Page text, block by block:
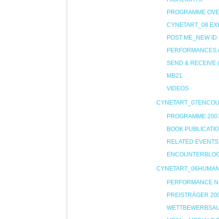
PROGRAMME
CYNETART_08
POST ME_NEW ID
PERFORMANCES
SEND & RECEIVE
MB21
VIDEOS
PROGRAMME
BOOK
RELATED EVENTS
PERFORMANCE
PREISTRÄGER